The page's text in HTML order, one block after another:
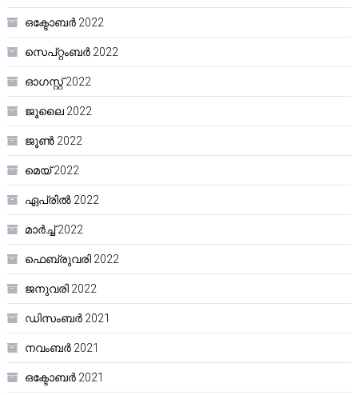
ഒക്ടോബർ 2022
സെപ്റ്റംബർ 2022
ഓഗസ്റ്റ്‌ 2022
ജൂലൈ 2022
ജൂൺ 2022
മെയ്‌ 2022
ഏപ്രിൽ 2022
മാർച്ച്‌ 2022
ഫെബ്രുവരി 2022
ജനുവരി 2022
ഡിസംബർ 2021
നവംബർ 2021
ഒക്ടോബർ 2021